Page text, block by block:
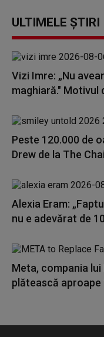
ULTIMELE ȘTIRI
Vizi Imre: „Nu
maghiară." Motivul
Peste 120.000 de
Drew de la The
Alexia Eram:
nu e adevărat de
Meta, compania
plătească aproape